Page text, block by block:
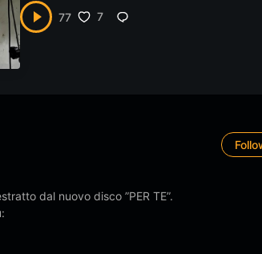
77 7
dal nuovo disco ”PER TE”.